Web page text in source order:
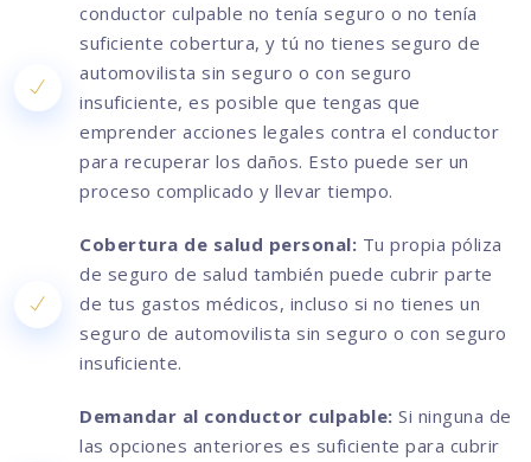
conductor culpable no tenía seguro o no tenía
suficiente cobertura, y tú no tienes seguro de
automovilista sin seguro o con seguro
insuficiente, es posible que tengas que
emprender acciones legales contra el conductor
para recuperar los daños. Esto puede ser un
proceso complicado y llevar tiempo.
Cobertura de salud personal: Tu propia póliza
de seguro de salud también puede cubrir parte
de tus gastos médicos, incluso si no tienes un
seguro de automovilista sin seguro o con seguro
insuficiente.
Demandar al conductor culpable: Si ninguna de
las opciones anteriores es suficiente para cubrir